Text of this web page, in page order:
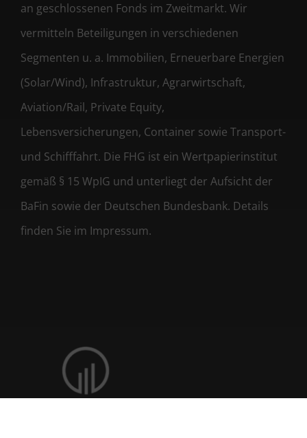
an geschlossenen Fonds im Zweitmarkt. Wir
vermitteln Beteiligungen in verschiedenen
Segmenten u. a. Immobilien, Erneuerbare Energien
(Solar/Wind), Infrastruktur, Agrarwirtschaft,
Aviation/Rail, Private Equity,
Lebensversicherungen, Container sowie Transport-
und Schifffahrt. Die FHG ist ein Wertpapierinstitut
gemäß § 15 WpIG und unterliegt der Aufsicht der
BaFin sowie der Deutschen Bundesbank. Details
finden Sie im Impressum.